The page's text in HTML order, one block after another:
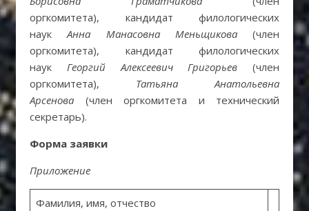
оргкомитета), кандидат филологических
наукАнна Манасовна Меньщикова (член
оргкомитета), кандидат филологических
наук Георгий Алексеевич Григорьев (член
оргкомитета), Татьяна Анатольевна
Арсенова (член оргкомитета и технический
секретарь).
Форма заявки
Приложение
Фамилия, имя, отчество